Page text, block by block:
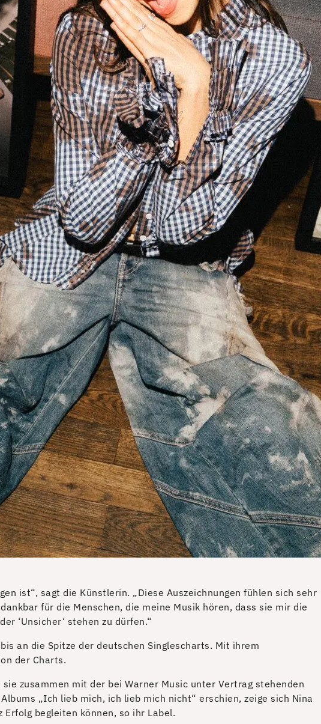
ist“, sagt die Künstlerin. „Diese Auszeichnungen fühlen sich sehr
für die Menschen, die meine Musik hören, dass sie mir die
‘Unsicher‘ stehen zu dürfen.“
an die Spitze der deutschen Singlescharts. Mit ihrem
der Charts.
zusammen mit der bei Warner Music unter Vertrag stehenden
„Ich lieb mich, ich lieb mich nicht“ erschien, zeige sich Nina
begleiten können, so ihr Label.